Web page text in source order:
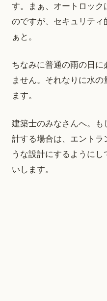
す。まぁ、オートロッ
のですが、セキュリテ
ぁと。
ちなみに普通の雨の日に
ません。それなりに水
ます。
建築士のみなさんへ。
計する場合は、エントラ
うな設計にするように
いします。